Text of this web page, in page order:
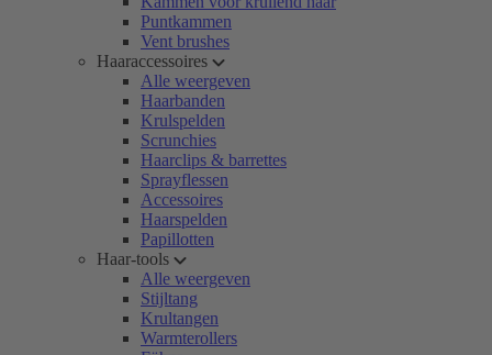
Puntkammen
Vent brushes
Haaraccessoires
Alle weergeven
Haarbanden
Krulspelden
Scrunchies
Haarclips & barrettes
Sprayflessen
Accessoires
Haarspelden
Papillotten
Haar-tools
Alle weergeven
Stijltang
Krultangen
Warmterollers